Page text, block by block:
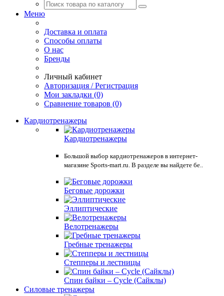
Меню
Доставка и оплата
Способы оплаты
О нас
Бренды
Личный кабинет
Авторизация / Регистрация
Мои закладки (0)
Сравнение товаров (0)
Кардиотренажеры
Кардиотренажеры
Большой выбор кардиотренажеров в интернет-
магазине Sports-mart.ru. В разделе вы найдете бе..
Беговые дорожки
Эллиптические
Велотренажеры
Гребные тренажеры
Степперы и лестницы
Спин байки – Cycle (Сайклы)
Силовые тренажеры